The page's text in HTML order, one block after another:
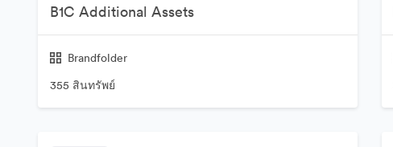
B1C Additional Assets
Brandfolder
355 สินทรัพย์